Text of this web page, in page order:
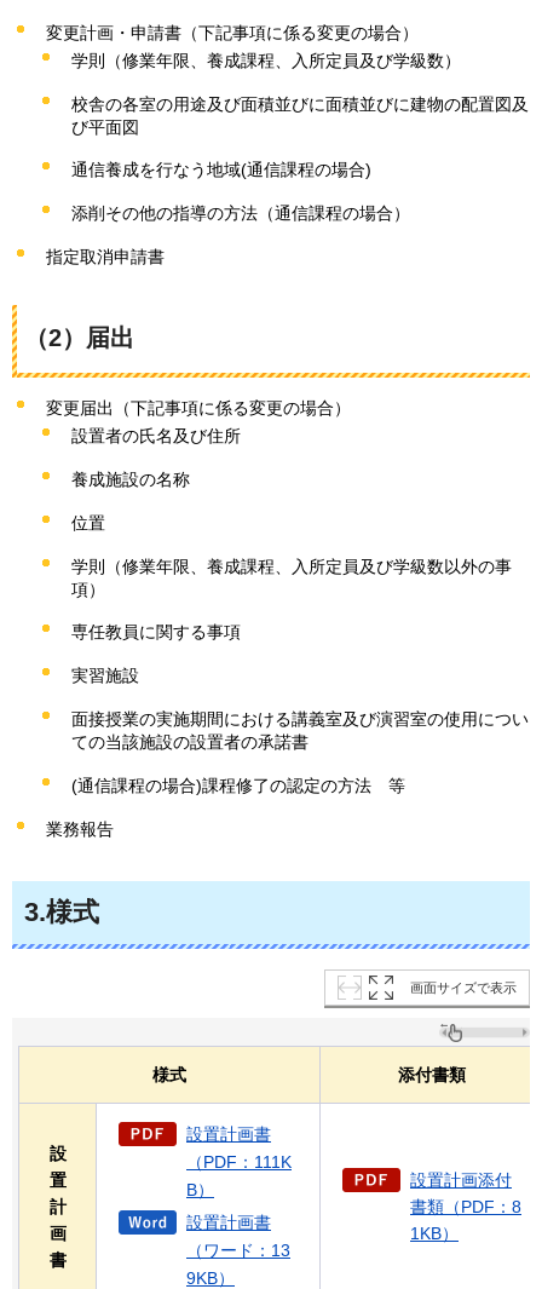
変更計画・申請書（下記事項に係る変更の場合）
学則（修業年限、養成課程、入所定員及び学級数）
校舎の各室の用途及び面積並びに面積並びに建物の配置図及
び平面図
通信養成を行なう地域(通信課程の場合)
添削その他の指導の方法（通信課程の場合）
指定取消申請書
（2）届出
変更届出（下記事項に係る変更の場合）
設置者の氏名及び住所
養成施設の名称
位置
学則（修業年限、養成課程、入所定員及び学級数以外の事
項）
専任教員に関する事項
実習施設
面接授業の実施期間における講義室及び演習室の使用につい
ての当該施設の設置者の承諾書
(通信課程の場合)課程修了の認定の方法 等
業務報告
3.様式
画面サイズで表示
様式 添付書類
設
置
計
画
書
設置計画書
（PDF：111K
B）
設置計画書
（ワード：13
9KB）
設置計画添付
書類（PDF：8
1KB）